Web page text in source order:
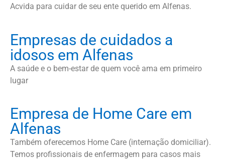
Acvida para cuidar de seu ente querido em Alfenas.
Empresas de cuidados a
idosos em Alfenas
A saúde e o bem-estar de quem você ama em primeiro
lugar
Empresa de Home Care em
Alfenas
Também oferecemos Home Care (internação domiciliar).
Temos profissionais de enfermagem para casos mais